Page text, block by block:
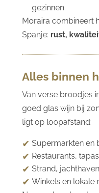
gezinnen
Moraira combineert
Spanje: rust,
Alles binnen
Van verse broodjes
goed glas wijn bij
ligt op loopafstand:
Supermarkten en
Restaurants,
Strand,
Winkels en lokale